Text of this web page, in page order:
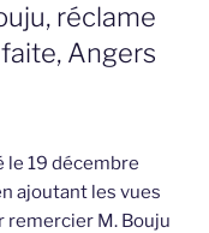
réclame
Angers
19 décembre
ajoutant les vues
remercier M. Bouju